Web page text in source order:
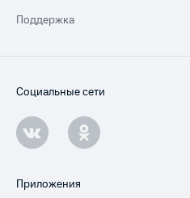
Поддержка
Социальные сети
Приложения